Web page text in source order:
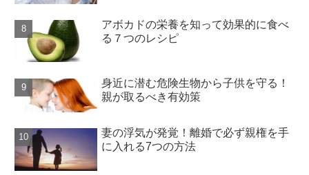
アボカドの栄養を知って効果的に食べ
る７つのレシピ
身近に潜む危険生物から子供を守る！
親が取るべき有効策
妻の浮気が発覚！離婚で必ず親権を手
に入れる7つの方法